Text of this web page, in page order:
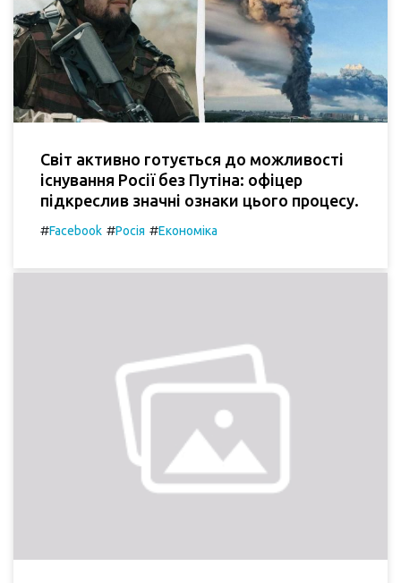
Світ активно готується до можливості
існування Росії без Путіна: офіцер
підкреслив значні ознаки цього процесу.
#Facebook #Росія #Економіка